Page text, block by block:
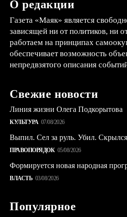
О редакции
Газета «Маяк» является
зависящей ни от политиков, ни
работаем на принципах
обеспечивает возможность
непредвзятого описания
Свежие новости
Линия жизни Олега Подкорытова
КУЛЬТУРА 07/08/2026
Выпил. Сел за руль. Убил. Скрылся
ПРАВОПОРЯДОК 05/08/2026
Формируется новая народная
ВЛАСТЬ 03/08/2026
Популярное